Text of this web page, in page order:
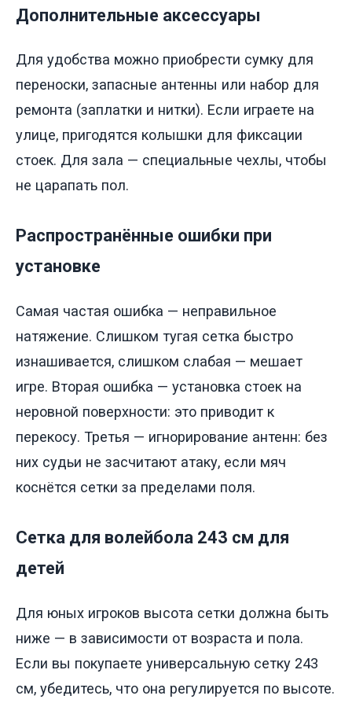
Дополнительные аксессуары
Для удобства можно приобрести сумку для
переноски, запасные антенны или набор для
ремонта (заплатки и нитки). Если играете на
улице, пригодятся колышки для фиксации
стоек. Для зала — специальные чехлы, чтобы
не царапать пол.
Распространённые ошибки при
установке
Самая частая ошибка — неправильное
натяжение. Слишком тугая сетка быстро
изнашивается, слишком слабая — мешает
игре. Вторая ошибка — установка стоек на
неровной поверхности: это приводит к
перекосу. Третья — игнорирование антенн: без
них судьи не засчитают атаку, если мяч
коснётся сетки за пределами поля.
Сетка для волейбола 243 см для
детей
Для юных игроков высота сетки должна быть
ниже — в зависимости от возраста и пола.
Если вы покупаете универсальную сетку 243
см, убедитесь, что она регулируется по высоте.